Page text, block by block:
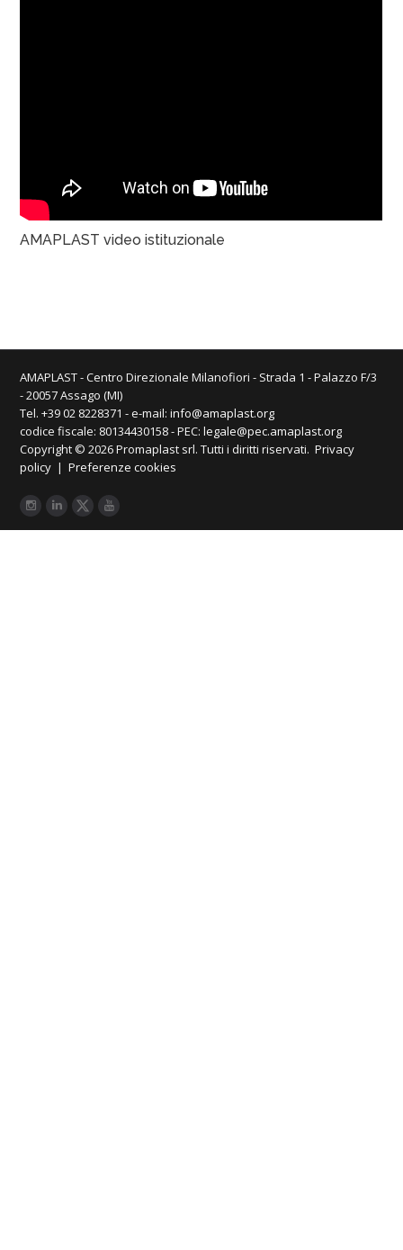
AMAPLAST video istituzionale
AMAPLAST - Centro Direzionale Milanofiori - Strada 1 - Palazzo F/3
- 20057 Assago (MI)
Tel. +39 02 8228371 - e-mail:info@amaplast.org
codice fiscale: 80134430158 - PEC:legale@pec.amaplast.org
Copyright © 2026 Promaplast srl. Tutti i diritti riservati.Privacy
policy |Preferenze cookies